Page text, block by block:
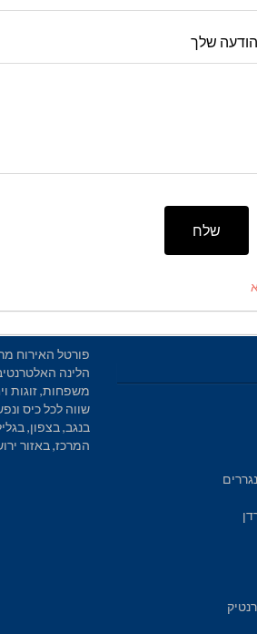
שלך
שלח
פורטל האירוח
הלינה
משפחות, זוגות
שווה לכל כיס
בנגב, בצפון,
המרכז, באזור